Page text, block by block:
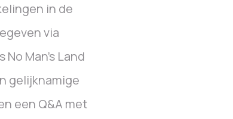
in de
via
Man’s Land
gelijknamige
een Q&A met